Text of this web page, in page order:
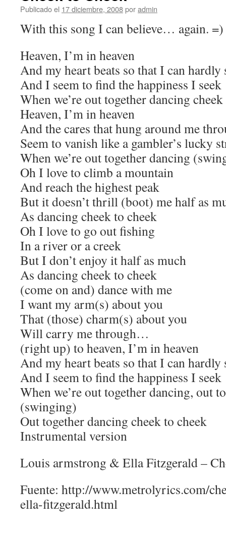
Publicado el 17 diciembre, 2008poradmin
With this song I can believe… again. =)
Heaven, I’m in heaven
And my heart beats so that I can hardly
And I seem to find the happiness I seek
When we’re out together dancing
Heaven, I’m in heaven
And the cares that hung around me
Seem to vanish like a gambler’s lucky
When we’re out together dancing
Oh I love to climb a mountain
And reach the highest peak
But it doesn’t thrill (boot) me half as
As dancing cheek to cheek
Oh I love to go out fishing
In a river or a creek
But I don’t enjoy it half as much
As dancing cheek to cheek
(come on and) dance with me
I want my arm(s) about you
That (those) charm(s) about you
Will carry me through…
(right up) to heaven, I’m in heaven
And my heart beats so that I can hardly
And I seem to find the happiness I seek
When we’re out together dancing, out
(swinging)
Out together dancing cheek to cheek
Instrumental version
Louis armstrong & Ella Fitzgerald –
Fuente: http://www.metrolyrics.com/
ella-fitzgerald.html